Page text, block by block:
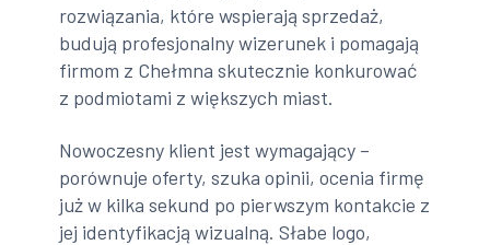
rozwiązania, które wspierają sprzedaż,
budują profesjonalny wizerunek i pomagają
firmom z Chełmna skutecznie konkurować
z podmiotami z większych miast.
Nowoczesny klient jest wymagający –
porównuje oferty, szuka opinii, ocenia firmę
już w kilka sekund po pierwszym kontakcie z
jej identyfikacją wizualną. Słabe logo,